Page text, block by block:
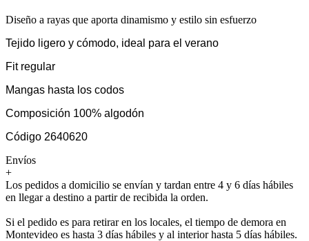
Diseño a rayas que aporta dinamismo y estilo sin esfuerzo
Tejido ligero y cómodo, ideal para el verano
Fit regular
Mangas hasta los codos
Composición 100% algodón
Código 2640620
Envíos
+
Los pedidos a domicilio se envían y tardan entre 4 y 6 días hábiles
en llegar a destino a partir de recibida la orden.
Si el pedido es para retirar en los locales, el tiempo de demora en
Montevideo es hasta 3 días hábiles y al interior hasta 5 días hábiles.